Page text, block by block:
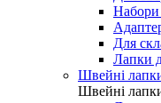
Набори
Для
Лапки
Швейні
Швейні